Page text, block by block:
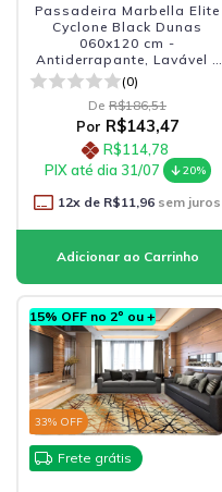
Passadeira Marbella Elite
Cyclone Black Dunas
060x120 cm -
Antiderrapante, Lavável e
Sofisticado
(0)
De R$186,51
Por R$143,47
R$114,78
PIX até dia 31/07
20%
12x de R$11,96 sem juros
15% OFF no 2º ou +
33% OFF
Frete grátis